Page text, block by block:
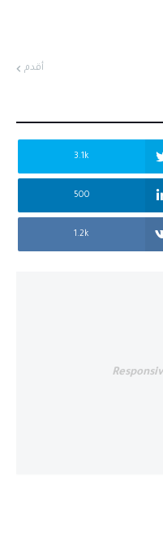
أقدم
3.1k
500
1.2k